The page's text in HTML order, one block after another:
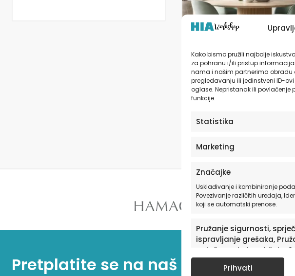
Kako bismo pružili najbolje
za pohranu i/ili pristup
nama i našim partnerima obradu
pregledavanju ili jedinstveni ID-
oglase. Nepristanak ili povlačenje
funkcije.
Statistika
Marketing
Značajke
Usklađivanje i kombiniranje
Povezivanje različitih uređaja,
koji se automatski prenose.
Pružanje sigurnosti,
ispravljanje grešaka,
oglašavanja i sadržaja,
u pogledu privatnosti.
Prihvati
Dandelion
od11,90€
stranici
proizvoda
Pretplatite se na naš Newsletter